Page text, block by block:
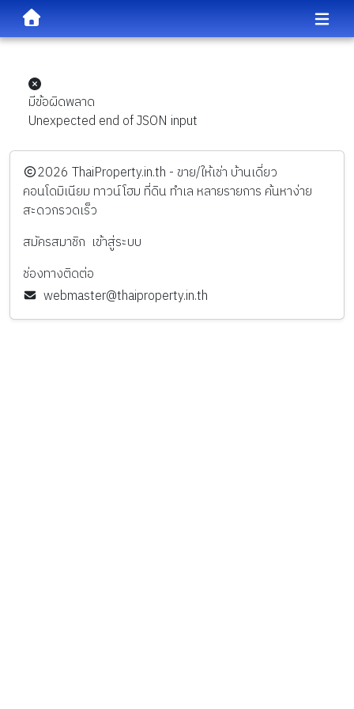
มีข้อผิดพลาด
Unexpected end of JSON input
️2026 ThaiProperty.in.th - ขาย/ให้เช่า บ้านเดี่ยว
คอนโดมิเนียม ทาวน์โฮม ที่ดิน ทำเล หลายรายการ ค้นหาง่าย
สะดวกรวดเร็ว
สมัครสมาชิก เข้าสู่ระบบ
ช่องทางติดต่อ
webmaster@thaiproperty.in.th